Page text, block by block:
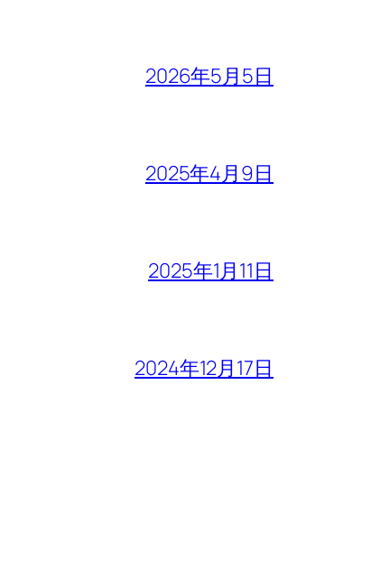
2026年5月5日
2025年4月9日
2025年1月11日
2024年12月17日